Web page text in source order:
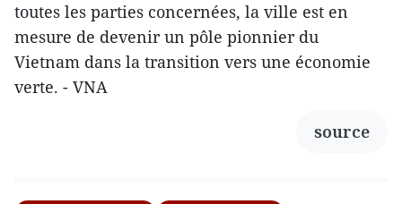
toutes les parties concernées, la ville est en
mesure de devenir un pôle pionnier du
Vietnam dans la transition vers une économie
verte. - VNA
source